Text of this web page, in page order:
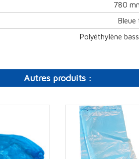
780
Bleue
Polyéthylène
Autres produits :